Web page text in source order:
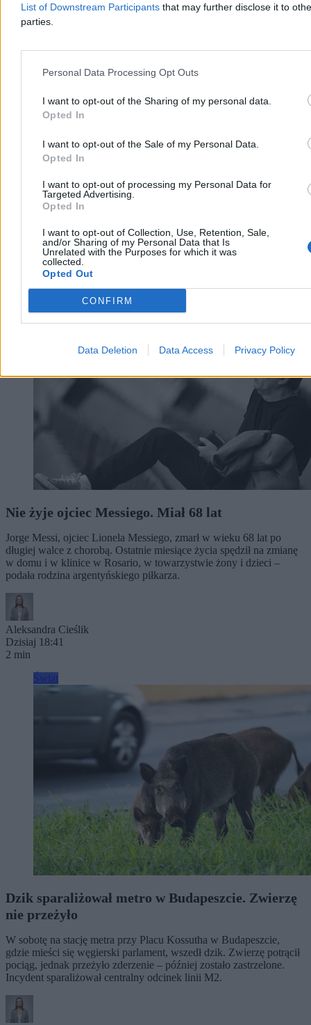
List of Downstream Participants that may further disclose it to
parties.
Personal Data Processing Opt Outs
I want to opt-out of the Sharing of my personal data.
Opted In
I want to opt-out of the Sale of my Personal Data.
Opted In
I want to opt-out of processing my Personal Data for
Targeted Advertising.
Opted In
I want to opt-out of Collection, Use, Retention, Sale,
and/or Sharing of my Personal Data that Is
Unrelated with the Purposes for which it was
collected.
Opted Out
CONFIRM
Data Deletion Data Access Privacy Policy
Holandia i Ukraina.
Dzisiaj 20:34
Reklama
Świat
Nie żyje ojciec Messiego. Miał 68 lat
Jorge Messi, ojciec Lionela Messiego, zmarł w wieku 68 lat po
długiej walce z chorobą. Ostatnie miesiące życia spędził na zmianę
w domu i w klinice w Rosario, w towarzystwie żony i dzieci –
podała rodzina argentyńskiego piłkarza.
Aleksandra Cieślik
Dzisiaj 18:41
2 min
Dzik sparaliżował metro w Budapeszcie. Zwierzę
nie przeżyło
W sobotę na stację metra przy Placu Kossutha w Budapeszcie,
gdzie mieści się węgierski parlament, wszedł dzik. Zwierzę potrącił
pociąg, jednak przeżyło zderzenie – później zostało zastrzelone.
Incydent sparaliżował centralny odcinek linii M2.